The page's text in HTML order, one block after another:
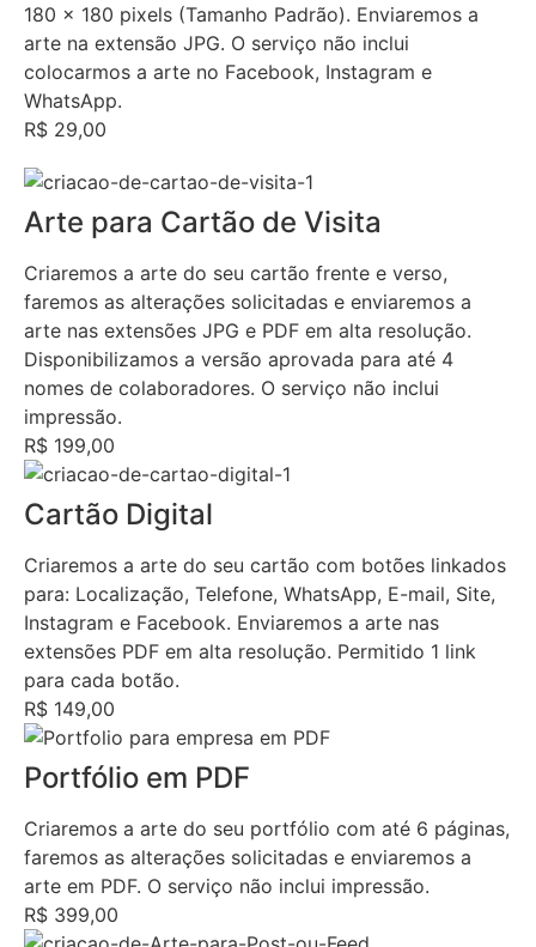
180 x 180 pixels (Tamanho Padrão). Enviaremos a
arte na extensão JPG. O serviço não inclui
colocarmos a arte no Facebook, Instagram e
WhatsApp.
R$ 29,00
Arte para Cartão de Visita
Criaremos a arte do seu cartão frente e verso,
faremos as alterações solicitadas e enviaremos a
arte nas extensões JPG e PDF em alta resolução.
Disponibilizamos a versão aprovada para até 4
nomes de colaboradores. O serviço não inclui
impressão.
R$ 199,00
Cartão Digital
Criaremos a arte do seu cartão com botões linkados
para: Localização, Telefone, WhatsApp, E-mail, Site,
Instagram e Facebook. Enviaremos a arte nas
extensões PDF em alta resolução. Permitido 1 link
para cada botão.
R$ 149,00
Portfólio em PDF
Criaremos a arte do seu portfólio com até 6 páginas,
faremos as alterações solicitadas e enviaremos a
arte em PDF. O serviço não inclui impressão.
R$ 399,00